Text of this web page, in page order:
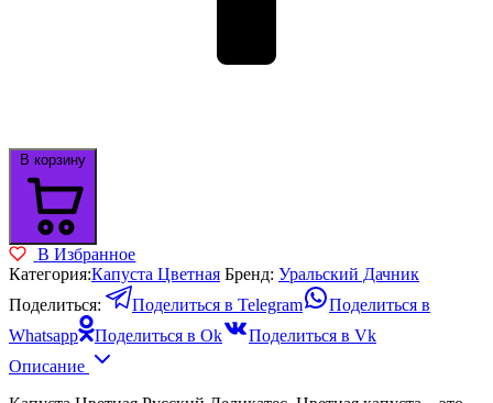
В корзину
В Избранное
Категория:Капуста Цветная Бренд: Уральский Дачник
Поделиться:
Поделиться в Telegram
Поделиться в
Whatsapp
Поделиться в Ok
Поделиться в Vk
Описание